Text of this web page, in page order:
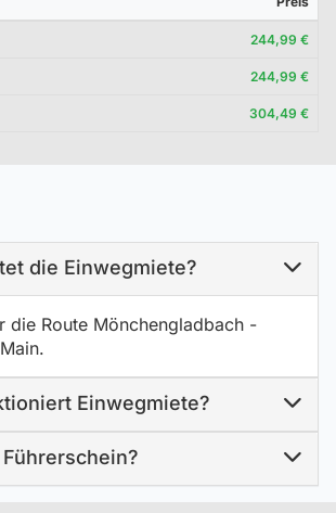
244,99 €
244,99 €
304,49 €
die Einwegmiete?
die Route Mönchengladbach -
Einwegmiete?